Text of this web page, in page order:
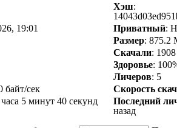
Хэш:
19:01 Приватный:
Размер: 875.2
Скачали: 1908
Здоровье:
Личеров: 5
байт/сек
Скорость
5 минут 40 секунд
Последний
назад